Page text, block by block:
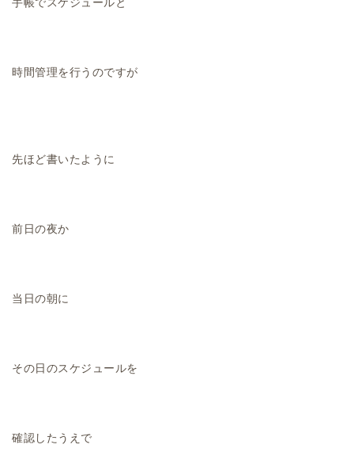
手帳でスケジュールと
時間管理を行うのですが
先ほど書いたように
前日の夜か
当日の朝に
その日のスケジュールを
確認したうえで